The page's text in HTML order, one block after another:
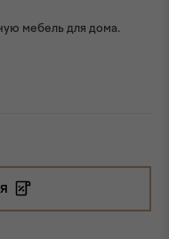
мебель для дома.